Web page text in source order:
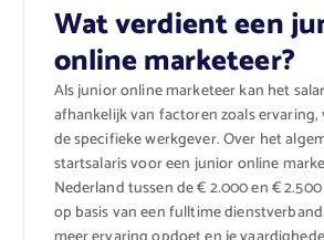
Wat verdient een
online marketeer?
Als junior online marketeer kan het
afhankelijk van factoren zoals ervaring,
de specifieke werkgever. Over het
startsalaris voor een junior online
Nederland tussen de € 2.000 en €
op basis van een fulltime